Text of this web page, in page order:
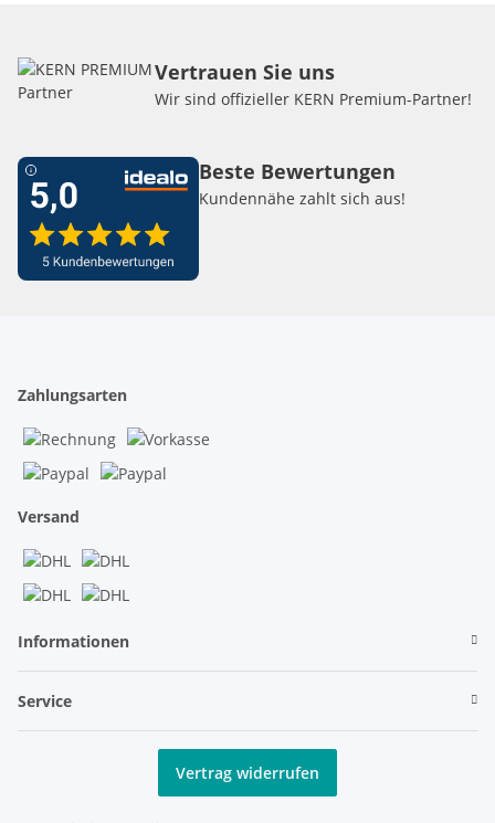
Vertrauen Sie uns
Wir sind offizieller KERN Premium-Partner!
Beste Bewertungen
Kundennähe zahlt sich aus!
Zahlungsarten
Versand
Informationen
Service
Vertrag widerrufen